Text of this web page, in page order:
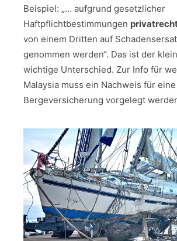
Beispiel: „… aufgrund gesetzlicher
Haftpflichtbestimmungen
von einem Dritten auf
genommen werden“. Das ist der
wichtige Unterschied. Zur Info für
Malaysia muss ein Nachweis für
Bergeversicherung vorgelegt